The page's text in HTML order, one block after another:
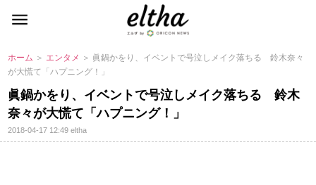
ホーム ＞ エンタメ ＞ 眞鍋かをり、イベントで号泣しメイク落ちる 鈴木奈々
が大慌て「ハプニング！」
眞鍋かをり、イベントで号泣しメイク落ちる 鈴木
奈々が大慌て「ハプニング！」
2018-04-17 12:49eltha